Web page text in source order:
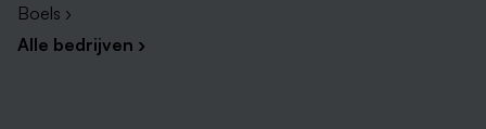
Boels ›
Alle bedrijven ›